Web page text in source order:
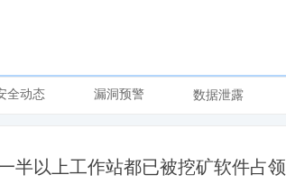
全动态 漏洞预警 数据泄露
半以上工作站都已被挖矿软件占领